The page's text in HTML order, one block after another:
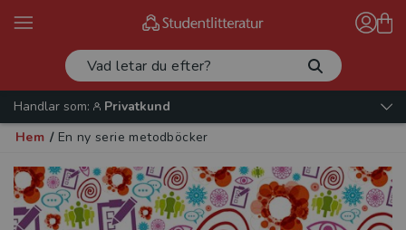
Handlar som:
Privatkund
Hem / En ny serie metodböcker